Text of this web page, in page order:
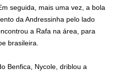
seguida, mais uma vez, a bola
da Andressinha pelo lado
a Rafa na área, para
brasileira.
Benfica, Nycole, driblou a